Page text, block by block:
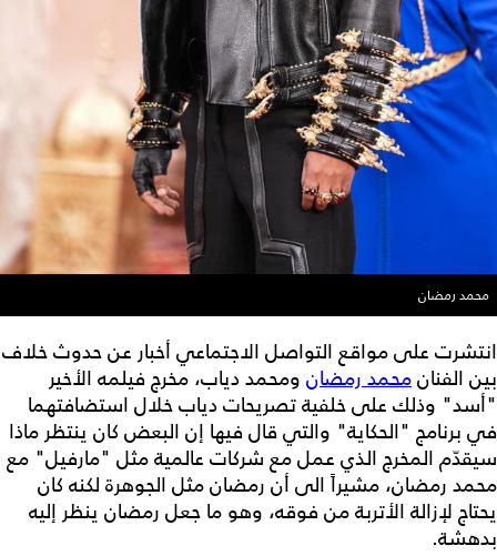
محمد رمضان
انتشرت على مواقع التواصل الاجتماعي أخبار عن حدوث خلاف
بين الفنانمحمد رمضان ومحمد دياب، مخرج فيلمه الأخير
"أسد" وذلك على خلفية تصريحات دياب خلال استضافتهما
في برنامج "الحكاية" والتي قال فيها إن البعض كان ينتظر ماذا
سيقدّم المخرج الذي عمل مع شركات عالمية مثل "مارفيل" مع
محمد رمضان، مشيراً الى أن رمضان مثل الجوهرة لكنه كان
يحتاج لإزالة الأتربة من فوقه، وهو ما جعل رمضان ينظر إليه
بدهشة.